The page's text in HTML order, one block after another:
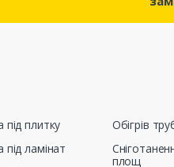
під плитку
під ламінат
Обігрів
площ